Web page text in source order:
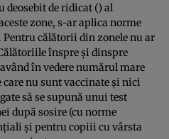
deosebit de ridicat () al
zone, s-ar aplica norme
. Pentru călătorii din zonelenu ar
înspre și dinspre
în vedere numărul mare
nu sunt vaccinate și nici
să se supună unui test
după sosire (cu norme
și pentru copiii cu vârsta